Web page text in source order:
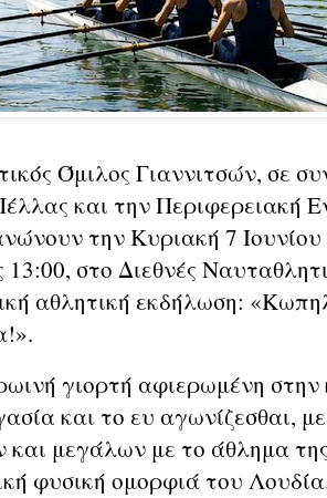
Όμιλος Γιαννιτσών, σε
και την Περιφερειακή
την Κυριακή 7
13:00, στο Διεθνές
αθλητική εκδήλωση:
γιορτή αφιερωμένη
και το ευ αγωνίζεσθαι,
και μεγάλων με το άθλημα
φυσική ομορφιά του